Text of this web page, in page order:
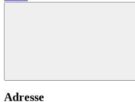
Adresse